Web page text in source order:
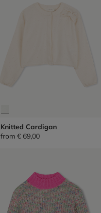
Knitted Cardigan
from € 69,00